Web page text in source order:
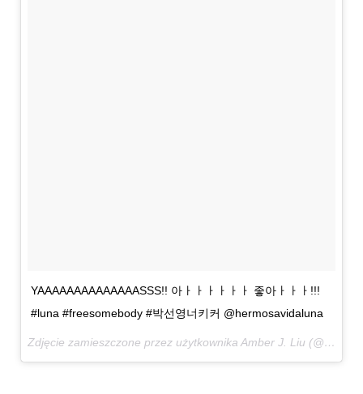
YAAAAAAAAAAAAAASSS!! 아ㅏㅏㅏㅏㅏㅏ 좋아ㅏㅏㅏ!!!
#luna #freesomebody #박선영너키커 @hermosavidaluna
Zdjęcie zamieszczone przez użytkownika Amber J. Liu (@ajol_llama)